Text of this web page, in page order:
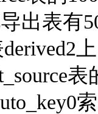
出表有